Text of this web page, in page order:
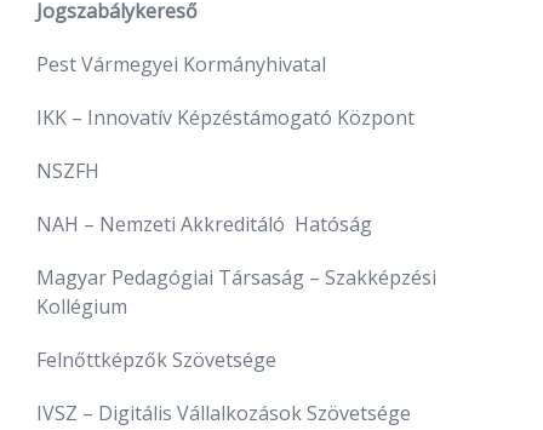
Jogszabálykereső
Pest Vármegyei Kormányhivatal
IKK – Innovatív Képzéstámogató Központ
NSZFH
NAH – Nemzeti Akkreditáló Hatóság
Magyar Pedagógiai Társaság – Szakképzési
Kollégium
Felnőttképzők Szövetsége
IVSZ – Digitális Vállalkozások Szövetsége